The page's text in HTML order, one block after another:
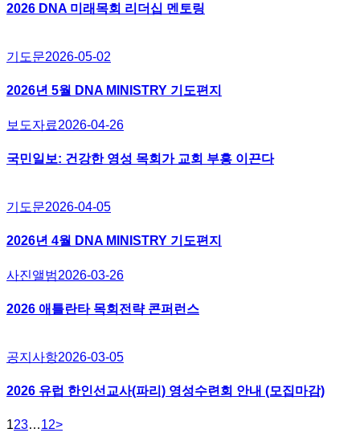
2026 DNA 미래목회 리더십 멘토링
기도문2026-05-02
2026년 5월 DNA MINISTRY 기도편지
보도자료2026-04-26
국민일보: 건강한 영성 목회가 교회 부흥 이끈다
기도문2026-04-05
2026년 4월 DNA MINISTRY 기도편지
사진앨범2026-03-26
2026 애틀란타 목회전략 콘퍼런스
공지사항2026-03-05
2026 유럽 한인선교사(파리) 영성수련회 안내 (모집마감)
글
Page
1Page
2Page
3…Page
12>